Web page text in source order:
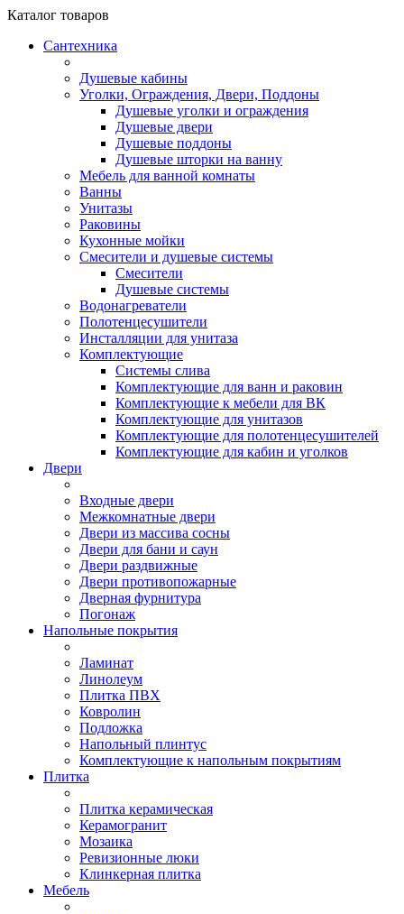
Каталог товаров
Сантехника
Душевые кабины
Уголки, Ограждения, Двери, Поддоны
Душевые уголки и ограждения
Душевые двери
Душевые поддоны
Душевые шторки на ванну
Мебель для ванной комнаты
Ванны
Унитазы
Раковины
Кухонные мойки
Смесители и душевые системы
Смесители
Душевые системы
Водонагреватели
Полотенцесушители
Инсталляции для унитаза
Комплектующие
Системы слива
Комплектующие для ванн и раковин
Комплектующие к мебели для ВК
Комплектующие для унитазов
Комплектующие для полотенцесушителей
Комплектующие для кабин и уголков
Двери
Входные двери
Межкомнатные двери
Двери из массива сосны
Двери для бани и саун
Двери раздвижные
Двери противопожарные
Дверная фурнитура
Погонаж
Напольные покрытия
Ламинат
Линолеум
Плитка ПВХ
Ковролин
Подложка
Напольный плинтус
Комплектующие к напольным покрытиям
Плитка
Плитка керамическая
Керамогранит
Мозаика
Ревизионные люки
Клинкерная плитка
Мебель